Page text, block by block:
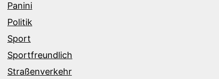
Panini
Politik
Sport
Sportfreundlich
Straßenverkehr